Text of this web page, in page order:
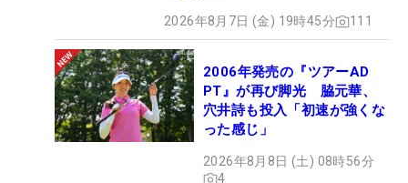
2026年8月7日 (金) 19時45分 111
2006年発売の『ツアーAD
PT』が再び脚光 脇元華、
穴井詩も投入「初速が強くな
った感じ」
2026年8月8日 (土) 08時56分
4